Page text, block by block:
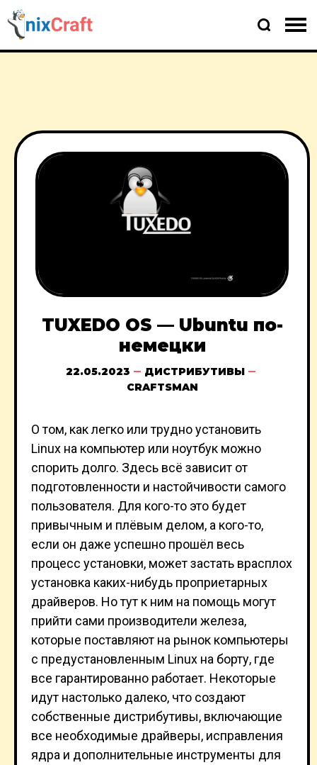
TUXEDO OS — Ubuntu по-
немецки
22.05.2023
ДИСТРИБУТИВЫ
CRAFTSMAN
О том, как легко или трудно установить
Linux на компьютер или ноутбук можно
спорить долго. Здесь всё зависит от
подготовленности и настойчивости самого
пользователя. Для кого-то это будет
привычным и плёвым делом, а кого-то,
если он даже успешно прошёл весь
процесс установки, может застать врасплох
установка каких-нибудь проприетарных
драйверов. Но тут к ним на помощь могут
прийти сами производители железа,
которые поставляют на рынок компьютеры
с предустановленным Linux на борту, где
все гарантированно работает. Некоторые
идут настолько далеко, что создают
собственные дистрибутивы, включающие
все необходимые драйверы, исправления
ядра и дополнительные инструменты для